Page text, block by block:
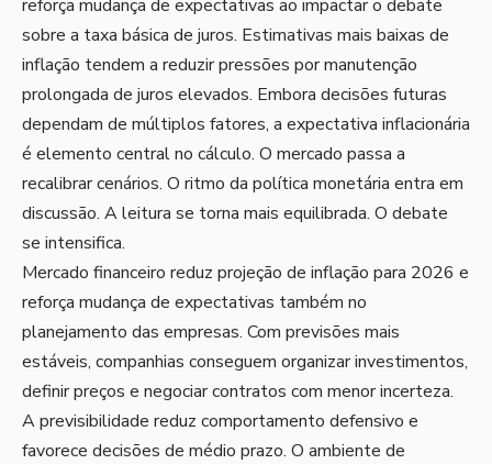
reforça mudança de expectativas ao impactar o debate
sobre a taxa básica de juros. Estimativas mais baixas de
inflação tendem a reduzir pressões por manutenção
prolongada de juros elevados. Embora decisões futuras
dependam de múltiplos fatores, a expectativa inflacionária
é elemento central no cálculo. O mercado passa a
recalibrar cenários. O ritmo da política monetária entra em
discussão. A leitura se torna mais equilibrada. O debate
se intensifica.
Mercado financeiro reduz projeção de inflação para 2026 e
reforça mudança de expectativas também no
planejamento das empresas. Com previsões mais
estáveis, companhias conseguem organizar investimentos,
definir preços e negociar contratos com menor incerteza.
A previsibilidade reduz comportamento defensivo e
favorece decisões de médio prazo. O ambiente de